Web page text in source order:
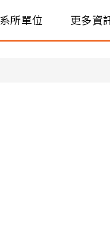
系所單位 更多資